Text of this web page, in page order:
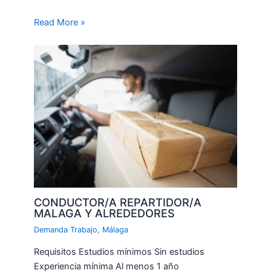
Read More »
CONDUCTOR/A REPARTIDOR/A
MALAGA Y ALREDEDORES
Demanda Trabajo, Málaga
Requisitos Estudios mínimos Sin estudios
Experiencia mínima Al menos 1 año